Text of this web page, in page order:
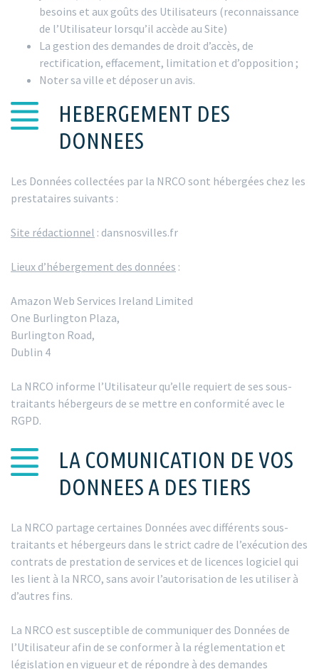
besoins et aux goûts des Utilisateurs (reconnaissance
de l’Utilisateur lorsqu’il accède au Site)
La gestion des demandes de droit d’accès, de
rectification, effacement, limitation et d’opposition ;
Noter sa ville et déposer un avis.
HEBERGEMENT DES
DONNEES
Les Données collectées par la NRCO sont hébergées chez les
prestataires suivants :
Site rédactionnel : dansnosvilles.fr
Lieux d’hébergement des données :
Amazon Web Services Ireland Limited
One Burlington Plaza,
Burlington Road,
Dublin 4
La NRCO informe l’Utilisateur qu’elle requiert de ses sous-
traitants hébergeurs de se mettre en conformité avec le
RGPD.
LA COMUNICATION DE VOS
DONNEES A DES TIERS
La NRCO partage certaines Données avec différents sous-
traitants et hébergeurs dans le strict cadre de l’exécution des
contrats de prestation de services et de licences logiciel qui
les lient à la NRCO, sans avoir l’autorisation de les utiliser à
d’autres fins.
La NRCO est susceptible de communiquer des Données de
l’Utilisateur afin de se conformer à la réglementation et
législation en vigueur et de répondre à des demandes